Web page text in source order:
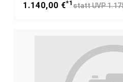
1.140,00 €*1 statt UVP